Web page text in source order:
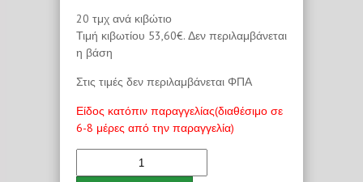
20 τμχ ανά κιβώτιο
Τιμή κιβωτίου 53,60€. Δεν περιλαμβάνεται
η βάση
Στις τιμές δεν περιλαμβάνεται ΦΠΑ
Είδος κατόπιν παραγγελίας(διαθέσιμο σε
6-8 μέρες από την παραγγελία)